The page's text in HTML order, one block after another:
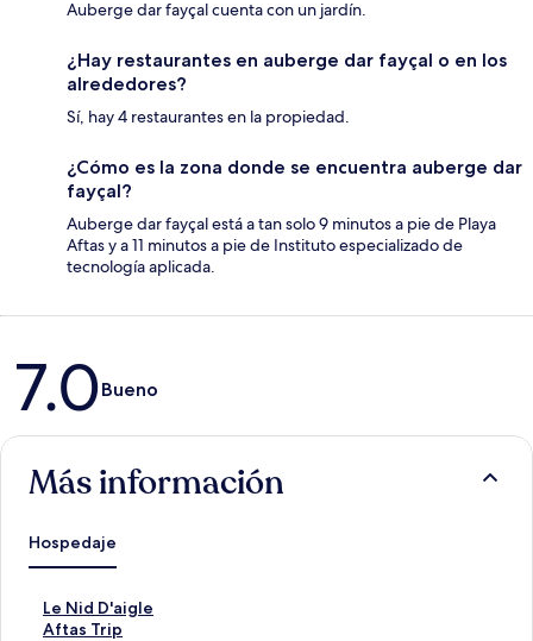
Auberge dar fayçal cuenta con un jardín.
¿Hay restaurantes en auberge dar fayçal o en los
alrededores?
Sí, hay 4 restaurantes en la propiedad.
¿Cómo es la zona donde se encuentra auberge dar
fayçal?
Auberge dar fayçal está a tan solo 9 minutos a pie de Playa
Aftas y a 11 minutos a pie de Instituto especializado de
tecnología aplicada.
Opiniones
7.0Bueno
Más información
Hospedaje
Le Nid D'aigle
E
n
Aftas Trip
E